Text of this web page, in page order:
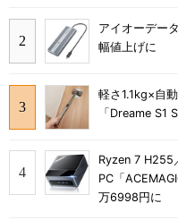
アイオーデー
幅値上げに
軽さ1.1kg×自
「Dreame
Ryzen 7 H255
PC「
万6998円に